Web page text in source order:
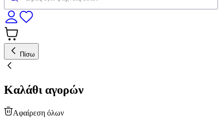
Πίσω
Καλάθι αγορών
Αφαίρεση όλων